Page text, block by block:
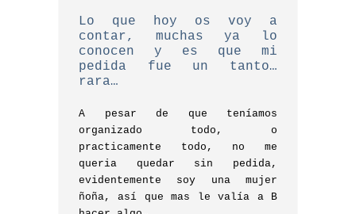
Lo que hoy os voy a
contar, muchas ya lo
conocen y es que mi
pedida fue un tanto…
rara…
A pesar de que teníamos
organizado todo, o
practicamente todo, no me
queria quedar sin pedida,
evidentemente soy una mujer
ñoña, así que mas le valía a B